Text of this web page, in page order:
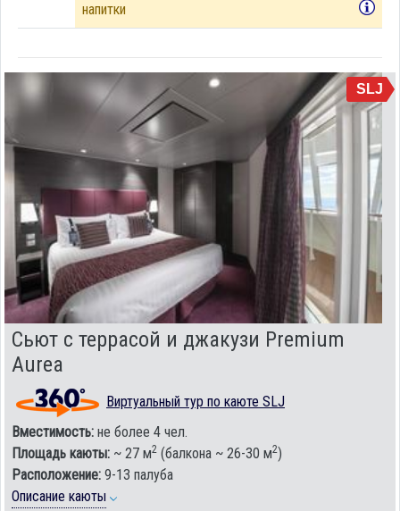
напитки
SLJ
Сьют с террасой и джакузи Premium
Aurea
Виртуальный тур по каюте SLJ
Вместимость: не более 4 чел.
Площадь каюты: ~ 27 м2 (балкона ~ 26-30 м2)
Расположение: 9-13 палуба
Описание каюты